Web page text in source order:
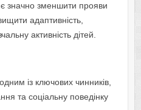
значно зменшити прояви
адаптивність,
активність дітей.
із ключових чинників,
та соціальну поведінку